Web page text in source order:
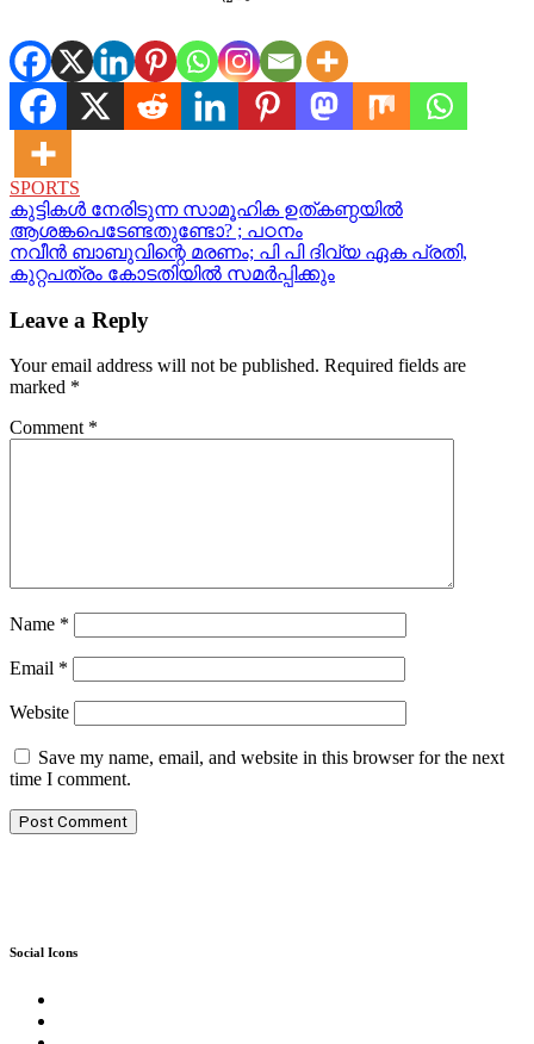
SPORTS
Post
navigation
കുട്ടികൾ നേരിടുന്ന സാമൂഹിക ഉത്കണ്ഠയിൽ
ആശങ്കപെടേണ്ടതുണ്ടോ? ; പഠനം
നവീന്‍ ബാബുവിന്റെ മരണം; പി പി ദിവ്യ ഏക പ്രതി,
കുറ്റപത്രം കോടതിയില്‍ സമര്‍പ്പിക്കും
Leave a Reply
Your email address will not be published. Required fields are
marked *
Comment *
Name *
Email *
Website
Save my name, email, and website in this browser for the next
time I comment.
Social Icons